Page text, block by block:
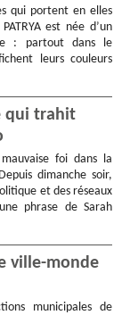
qui portent en elles
est née d’un
: partout dans le
leurs couleurs
qui trahit
foi dans la
dimanche soir,
et des réseaux
phrase de Sarah
ville-monde
municipales de